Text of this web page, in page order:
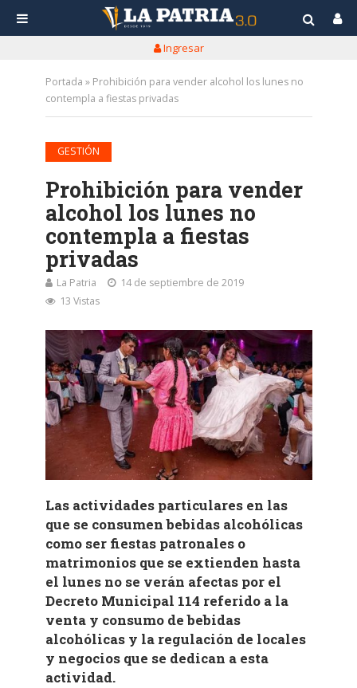
Ingresar
Portada » Prohibición para vender alcohol los lunes no
contempla a fiestas privadas
GESTIÓN
Prohibición para vender
alcohol los lunes no
contempla a fiestas
privadas
La Patria
14 de septiembre de 2019
13 Vistas
Las actividades particulares en las
que se consumen bebidas alcohólicas
como ser fiestas patronales o
matrimonios que se extienden hasta
el lunes no se verán afectas por el
Decreto Municipal 114 referido a la
venta y consumo de bebidas
alcohólicas y la regulación de locales
y negocios que se dedican a esta
actividad.